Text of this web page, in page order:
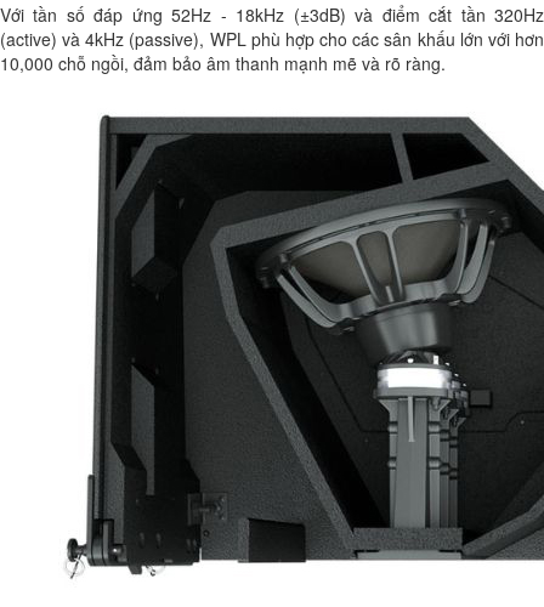
Với tần số đáp ứng 52Hz - 18kHz (±3dB) và điểm cắt tần 320Hz
(active) và 4kHz (passive), WPL phù hợp cho các sân khấu lớn với hơn
10,000 chỗ ngồi, đảm bảo âm thanh mạnh mẽ và rõ ràng.